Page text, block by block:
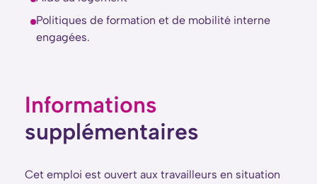
Politiques de formation et de mobilité interne
engagées.
Informations
supplémentaires
Cet emploi est ouvert aux travailleurs en situation